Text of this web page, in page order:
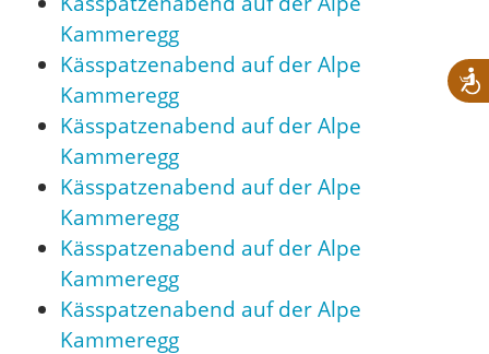
Kammeregg
Kässpatzenabend auf der Alpe
Kammeregg
Kässpatzenabend auf der Alpe
Kammeregg
Kässpatzenabend auf der Alpe
Kammeregg
Kässpatzenabend auf der Alpe
Kammeregg
Kässpatzenabend auf der Alpe
Kammeregg